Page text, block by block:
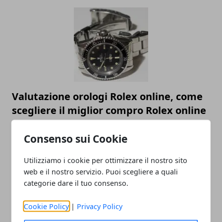
Consenso sui Cookie
Utilizziamo i cookie per ottimizzare il nostro sito
web e il nostro servizio. Puoi scegliere a quali
categorie dare il tuo consenso.
Cookie Policy | Privacy Policy
Valutazione orologi Rolex online, come
scegliere il miglior compro Rolex online